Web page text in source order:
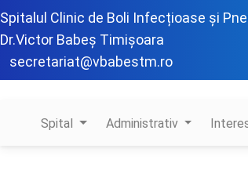
Spitalul Clinic de Boli Infecțioase și
Dr.Victor Babeș Timișoara
secretariat@vbabestm.ro
Spital Administrativ